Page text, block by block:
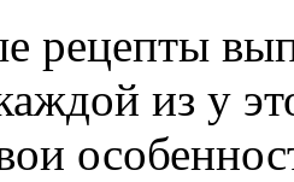
рецепты
из у